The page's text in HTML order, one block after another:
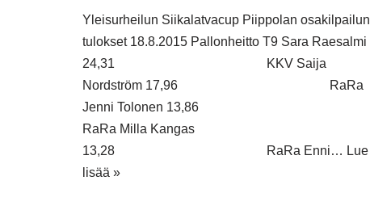
Yleisurheilun Siikalatvacup Piippolan osakilpailun
tulokset 18.8.2015 Pallonheitto T9 Sara Raesalmi
24,31 KKV Saija
Nordström 17,96 RaRa
Jenni Tolonen 13,86
RaRa Milla Kangas
13,28 RaRa Enni… Lue
lisää »